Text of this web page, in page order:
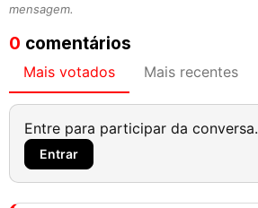
mensagem.
0 comentários
Mais votados Mais recentes
Entre para participar da conversa.
Entrar